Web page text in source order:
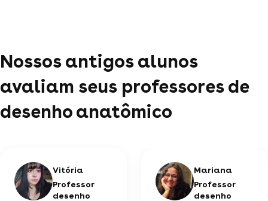
Nossos antigos alunos
avaliam seus professores de
desenho anatômico
Vitória
Professor
desenho
Mariana
Professor
desenho